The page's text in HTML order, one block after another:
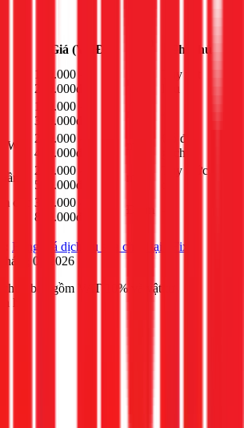
Giá (VNĐ)
Ghi chú
120.000 -
250.000đ
Tùy vật
150.000 -
300.000đ
WC
200.000 -
400.000đ
Có đục
gạch
250.000 -
500.000đ
Tùy mức
cục
300.000 -
800.000đ
Bảng giá dịch vụ sửa chữa tại 1Fix
03/2026
chưa bao gồm VAT 10% và vật tư
hệ